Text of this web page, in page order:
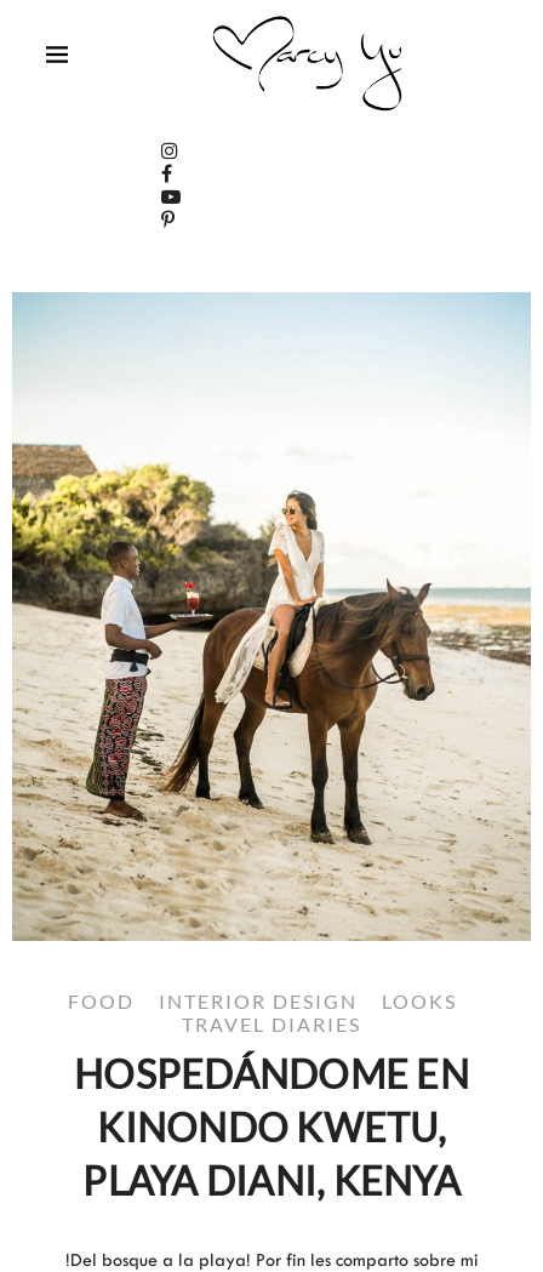
FOOD INTERIOR DESIGN
LOOKS
TRAVEL DIARIES
HOSPEDÁNDOME EN
KINONDO KWETU,
PLAYA DIANI, KENYA
!Del bosque a la playa! Por fin les comparto sobre mi